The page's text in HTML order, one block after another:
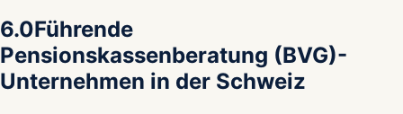
6.0Führende
Pensionskassenberatung (BVG)-
Unternehmen in der Schweiz